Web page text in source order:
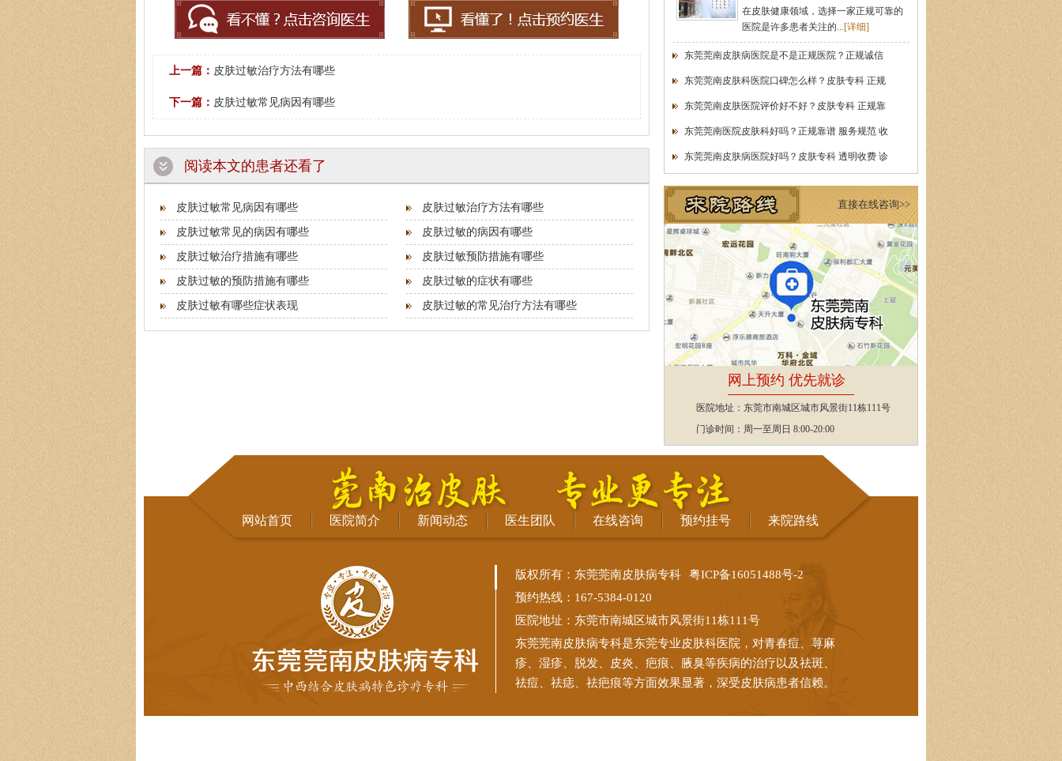
上一篇： 皮肤过敏治疗方法有哪些
下一篇： 皮肤过敏常见病因有哪些
阅读本文的患者还看了
皮肤过敏常见病因有哪些 皮肤过敏治疗方法有哪些
皮肤过敏常见的病因有哪些 皮肤过敏的病因有哪些
皮肤过敏治疗措施有哪些 皮肤过敏预防措施有哪些
皮肤过敏的预防措施有哪些 皮肤过敏的症状有哪些
皮肤过敏有哪些症状表现 皮肤过敏的常见治疗方法有哪些
在皮肤健康领域，选择一家正规可靠的
医院是许多患者关注的...[详细]
东莞莞南皮肤病医院是不是正规医院？正规诚信
东莞莞南皮肤科医院口碑怎么样？皮肤专科 正规
东莞莞南皮肤医院评价好不好？皮肤专科 正规靠
东莞莞南医院皮肤科好吗？正规靠谱 服务规范 收
东莞莞南皮肤病医院好吗？皮肤专科 透明收费 诊
直接在线咨询>>
网上预约 优先就诊
医院地址：东莞市南城区城市风景街11栋111号
门诊时间：周一至周日 8:00-20:00
网站首页 医院简介 新闻动态 医生团队 在线咨询 预约挂号 来院路线
版权所有：东莞莞南皮肤病专科
粤ICP备16051488号-2
预约热线：167-5384-0120
医院地址：东莞市南城区城市风景街11栋111号
东莞莞南皮肤病专科是东莞专业皮肤科医院，对青春痘、荨麻
疹、湿疹、脱发、皮炎、疤痕、腋臭等疾病的治疗以及祛斑、
祛痘、祛痣、祛疤痕等方面效果显著，深受皮肤病患者信赖。